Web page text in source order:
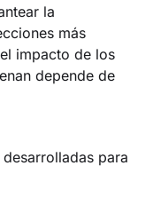
la
más
impacto de los
depende de
para